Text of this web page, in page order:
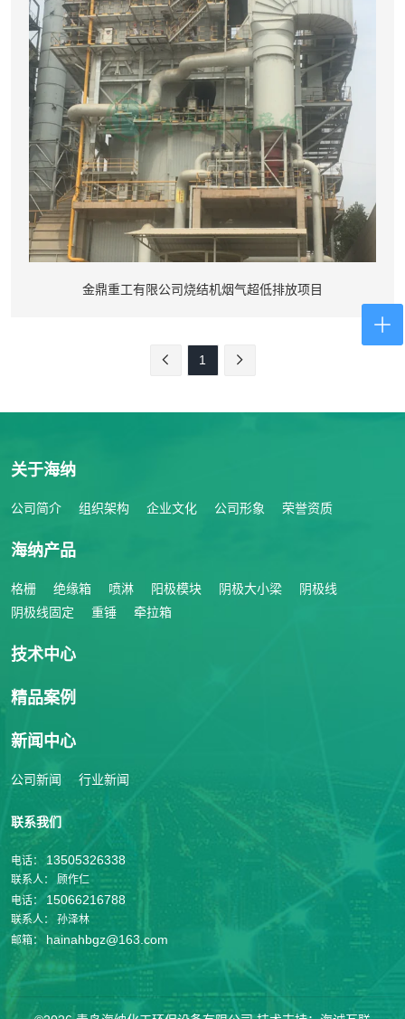
金鼎重工有限公司烧结机烟气超低排放项目
1
关于海纳
公司简介 组织架构 企业文化 公司形象 荣誉资质
海纳产品
格栅 绝缘箱 喷淋 阳极模块 阴极大小梁
阴极线
阴极线固定
重锤 牵拉箱
技术中心
精品案例
新闻中心
公司新闻 行业新闻
联系我们
电话： 13505326338
联系人：
顾作仁
电话：
15066216788
联系人：
孙泽林
邮箱：
hainahbgz@163.com